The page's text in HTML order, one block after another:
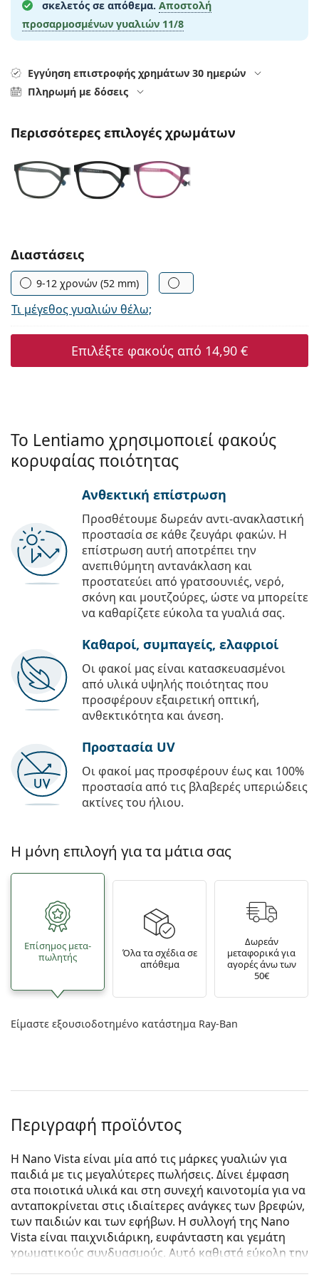
Όλες οι μάρκες
Persol
Όλες οι μάρκες
Όλα τα υγρά φακών
σκελετός σε απόθεμα. Αποστολή
προσαρμοσμένων γυαλιών 11/8
Εγγύηση επιστροφής χρημάτων 30 ημερών
Πληρωμή με δόσεις
Περισσότερες επιλογές χρωμάτων
Συμπληρώστε τις παράμετρους
Διαστάσεις
9-12 χρονών (52 mm)
Τι μέγεθος γυαλιών θέλω;
Επιλέξτε φακούς από 14,90 €
Το Lentiamo χρησιμοποιεί φακούς
κορυφαίας ποιότητας
Ανθεκτική επίστρωση
Προσθέτουμε δωρεάν αντι-ανακλαστική
προστασία σε κάθε ζευγάρι φακών. Η
επίστρωση αυτή αποτρέπει την
ανεπιθύμητη αντανάκλαση και
προστατεύει από γρατσουνιές, νερό,
σκόνη και μουτζούρες, ώστε να μπορείτε
να καθαρίζετε εύκολα τα γυαλιά σας.
Καθαροί, συμπαγείς, ελαφριοί
Οι φακοί μας είναι κατασκευασμένοι
από υλικά υψηλής ποιότητας που
προσφέρουν εξαιρετική οπτική,
ανθεκτικότητα και άνεση.
Προστασία UV
Οι φακοί μας προσφέρουν έως και 100%
προστασία από τις βλαβερές υπεριώδεις
ακτίνες του ήλιου.
Η μόνη επιλογή για τα μάτια σας
Επίσημος μετα­
πωλητής
Όλα τα σχέδια σε
απόθεμα
Δωρεάν
μεταφορικά για
αγορές άνω των
50€
Είμαστε εξουσιοδοτημένο κατάστημα Ray-Ban
Περιγραφή προϊόντος
Η Nano Vista είναι μία από τις μάρκες γυαλιών για
παιδιά με τις μεγαλύτερες πωλήσεις. Δίνει έμφαση
στα ποιοτικά υλικά και στη συνεχή καινοτομία για να
ανταποκρίνεται στις ιδιαίτερες ανάγκες των βρεφών,
των παιδιών και των εφήβων. Η συλλογή της Nano
Vista είναι παιχνιδιάρικη, ευφάνταστη και γεμάτη
χρωματικούς συνδυασμούς. Αυτό καθιστά εύκολη την